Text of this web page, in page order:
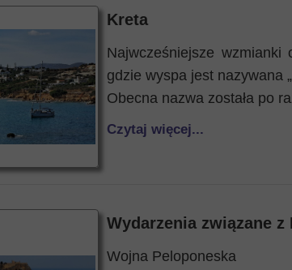
Kreta
Najwcześniejsze
gdzie wyspa jest nazywana
Obecna nazwa została po
Czytaj więcej...
Wydarzenia związane z
Wojna Peloponeska